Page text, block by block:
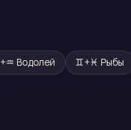
+♒ Водолей ♊+♓ Рыбы